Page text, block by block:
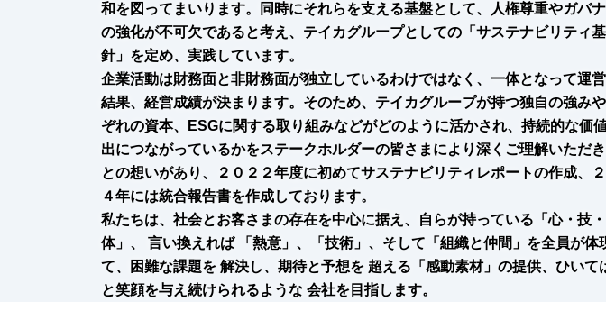
和を図ってまいります。同時にそれらを支える基盤として、人権尊重やガバ
の強化が不可欠であると考え、テイカグループとしての「サステナビリティ
針」を定め、実践しています。
企業活動は財務⾯と⾮財務⾯が独⽴しているわけではなく、⼀体となって運
結果、経営成績が決まります。そのため、テイカグループが持つ独⾃の強み
ぞれの資本、ESGに関する取り組みなどがどのように活かされ、持続的な価
出につながっているかをステークホルダーの皆さまにより深くご理解いただ
との想いがあり、２０２２年度に初めてサステナビリティレポートの作成、
４年には統合報告書を作成しております。
私たちは、社会とお客さまの存在を中心に据え、自らが持っている「心・技・
体」、 言い換えれば 「熱意」、「技術」、そして「組織と仲間」を全員が体
て、困難な課題を 解決し、期待と予想を 超える「感動素材」の提供、ひいて
と笑顔を与え続けられるような 会社を目指します。